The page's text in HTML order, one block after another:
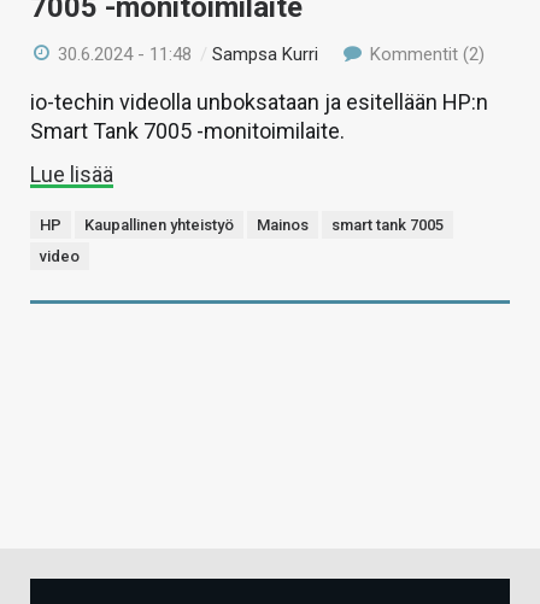
7005 -monitoimilaite
30.6.2024 - 11:48 /Sampsa Kurri Kommentit (2)
io-techin videolla unboksataan ja esitellään HP:n
Smart Tank 7005 -monitoimilaite.
Lue lisää
HP Kaupallinen yhteistyö Mainos
smart tank 7005
video